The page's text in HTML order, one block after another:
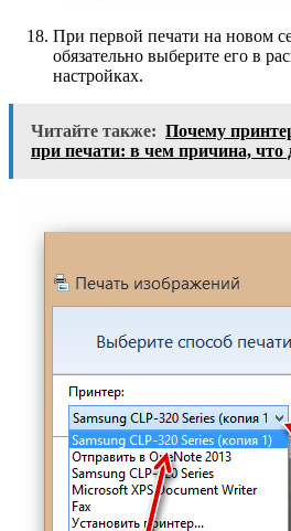
При первой печати на новом
обязательно выберите его в
настройках.
Читайте также: Почему
при печати: в чем причина, что